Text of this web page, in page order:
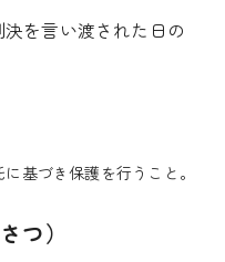
を言い渡された日の
基づき保護を行うこと。
つ）